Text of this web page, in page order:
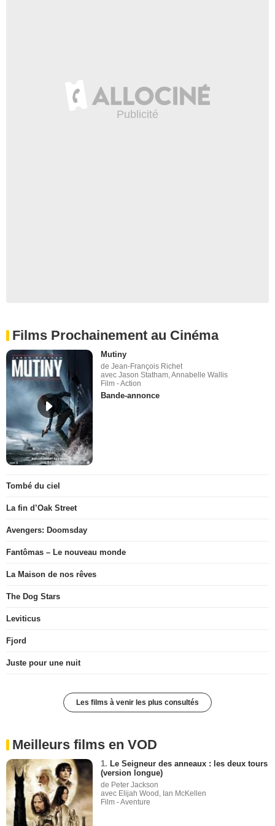
Films Prochainement au Cinéma
Mutiny
de Jean-François Richet
avec Jason Statham, Annabelle Wallis
Film - Action
Bande-annonce
Tombé du ciel
La fin d’Oak Street
Avengers: Doomsday
Fantômas – Le nouveau monde
La Maison de nos rêves
The Dog Stars
Leviticus
Fjord
Juste pour une nuit
Les films à venir les plus consultés
Meilleurs films en VOD
1. Le Seigneur des anneaux : les deux tours
(version longue)
de Peter Jackson
avec Elijah Wood, Ian McKellen
Film - Aventure